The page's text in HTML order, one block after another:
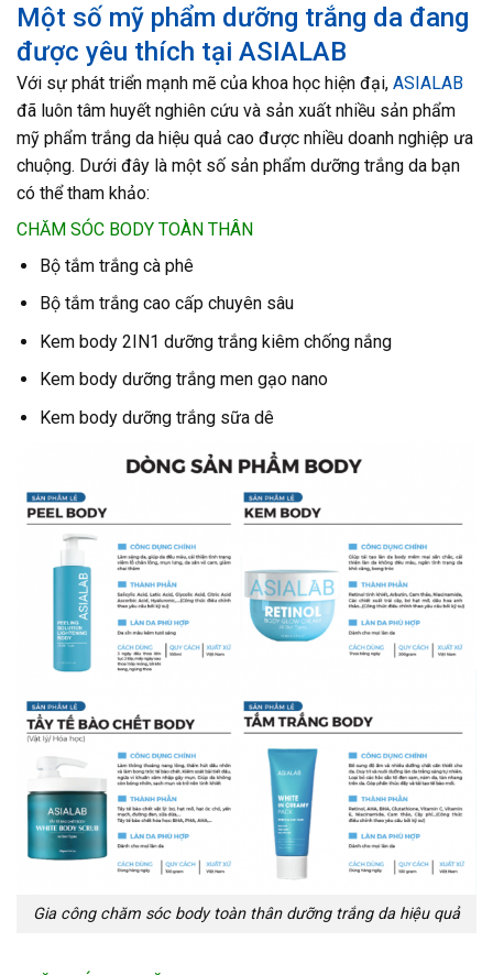
Một số mỹ phẩm dưỡng trắng da đang
được yêu thích tại ASIALAB
Với sự phát triển mạnh mẽ của khoa học hiện đại, ASIALAB
đã luôn tâm huyết nghiên cứu và sản xuất nhiều sản phẩm
mỹ phẩm trắng da hiệu quả cao được nhiều doanh nghiệp ưa
chuộng. Dưới đây là một số sản phẩm dưỡng trắng da bạn
có thể tham khảo:
CHĂM SÓC BODY TOÀN THÂN
Bộ tắm trắng cà phê
Bộ tắm trắng cao cấp chuyên sâu
Kem body 2IN1 dưỡng trắng kiêm chống nắng
Kem body dưỡng trắng men gạo nano
Kem body dưỡng trắng sữa dê
Gia công chăm sóc body toàn thân dưỡng trắng da hiệu quả